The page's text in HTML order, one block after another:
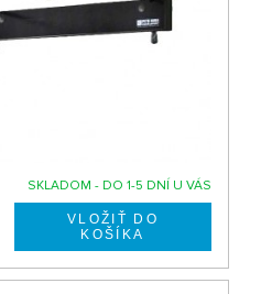
SKLADOM - DO 1-5 DNÍ U VÁS